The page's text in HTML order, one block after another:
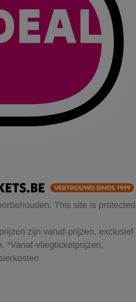
This site is protected
zijn vanaf-prijzen, exclusief
*Vanaf-vliegticketprijzen,